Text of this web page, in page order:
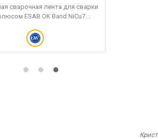
сварочная лента для сварки
ESAB OK Band NiCu7....